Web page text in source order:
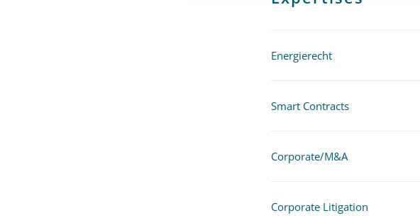
Energierecht
Smart Contracts
Corporate/M&A
Corporate Litigation